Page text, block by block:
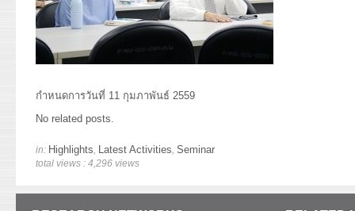
กำหนดการวันที่ 11 กุมภาพันธ์ 2559
No related posts.
in: Highlights, Latest Activities, Seminar
total views : 4,296 views